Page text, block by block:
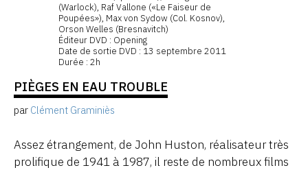
(Warlock), Raf Vallone («Le Faiseur de
Poupées»), Max von Sydow (Col. Kosnov),
Orson Welles (Bresnavitch)
Éditeur DVD : Opening
Date de sortie DVD : 13 septembre 2011
Durée : 2h
PIÈGES EN EAU TROUBLE
par Clément Graminiès
Assez étrangement, de John Huston, réalisateur très
prolifique de 1941 à 1987, il reste de nombreux films